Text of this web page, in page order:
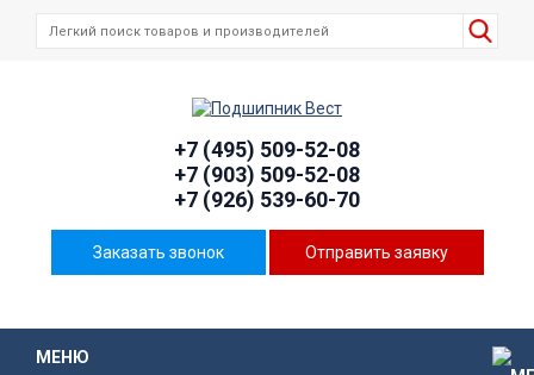
+7 (495) 509-52-08
+7 (903) 509-52-08
+7 (926) 539-60-70
Заказать звонок Отправить заявку
МЕНЮ